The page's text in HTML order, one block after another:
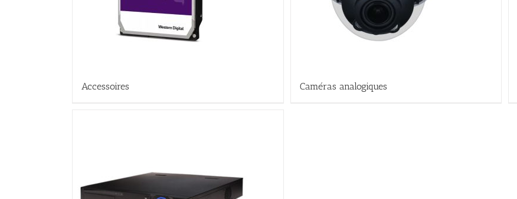
Accessoires Caméras analogiques